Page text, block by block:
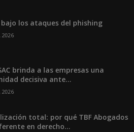
los ataques del phishing
2026
brinda a las empresas una
decisiva ante...
2026
total: por qué TBF Abogados
en derecho...